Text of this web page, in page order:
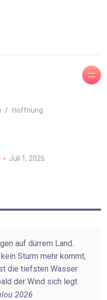
Hoffnung
Juli 1, 2026
auf dürrem Land.
Sturm mehr kommt,
die tiefsten Wasser
der Wind sich legt.
2026